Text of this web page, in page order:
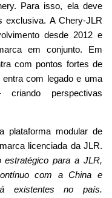
Para isso, ela deve
exclusiva. A Chery-JLR
desde 2012 e
em conjunto. Em
com pontos fortes de
com legado e uma
criando perspectivas
plataforma modular de
licenciada da JLR.
estratégico para a JLR,
com a China e
existentes no país.